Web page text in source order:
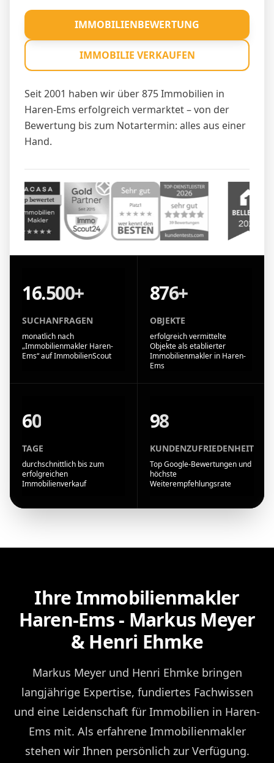
Seit 2001 haben wir über 875 Immobilien in
Haren-Ems erfolgreich vermarktet – von der
Bewertung bis zum Notartermin: alles aus einer
Hand.
IMMOBILIENBEWERTUNG
IMMOBILIE VERKAUFEN
16.500+
SUCHANFRAGEN
monatlich nach
„Immobilienmakler Haren-
Ems“ auf ImmobilienScout
876+
OBJEKTE
erfolgreich vermittelte
Objekte als etablierter
Immobilienmakler in Haren-
Ems
60
TAGE
durchschnittlich bis zum
erfolgreichen
Immobilienverkauf
98
KUNDENZUFRIEDENHEIT
Top Google-Bewertungen und
höchste
Weiterempfehlungsrate
Ihre Immobilienmakler
Haren-Ems - Markus Meyer
& Henri Ehmke
Markus Meyer und Henri Ehmke bringen
langjährige Expertise, fundiertes Fachwissen
und eine Leidenschaft für Immobilien in Haren-
Ems mit. Als erfahrene Immobilienmakler
stehen wir Ihnen persönlich zur Verfügung.